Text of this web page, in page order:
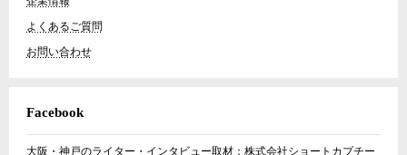
よくあるご質問
お問い合わせ
Facebook
大阪・神戸のライター・インタビュー取材：株式会社ショートカプチー